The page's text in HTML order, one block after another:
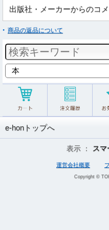
出版社・メーカーからのコ
商品の返品について
e-honトップへ
表示 ： ス
運営会社概要
Copyright ©